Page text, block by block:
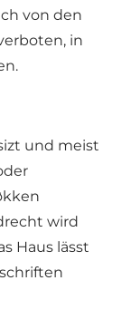
von den
in
und meist
wird
Haus lässt